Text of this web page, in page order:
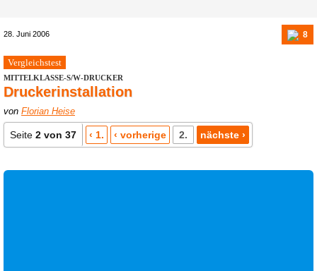
28. Juni 2006 8
Vergleichstest
MITTELKLASSE-S/W-DRUCKER
Druckerinstallation
von Florian Heise
Seite 2 von 37 ‹ 1. ‹ vorherige 2. nächste ›